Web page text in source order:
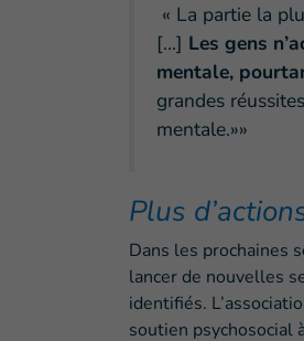
« La partie la
[...] Les gens
mentale,
grandes
mentale.»»
Plus
Dans les prochaines
lancer de nouvelles
identifiés.
soutien psychosocial